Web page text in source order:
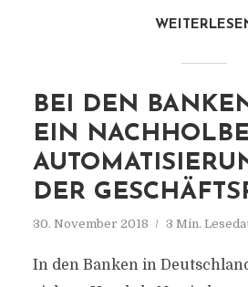
BEI DEN
EIN
DER
30. November 2018 3 Min.
In den Banken in